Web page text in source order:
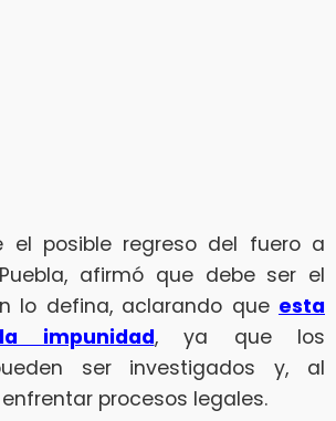
el posible regreso del fuero a
afirmó que debe ser el
lo defina, aclarando que esta
impunidad, ya que los
ser investigados y, al
procesos legales.